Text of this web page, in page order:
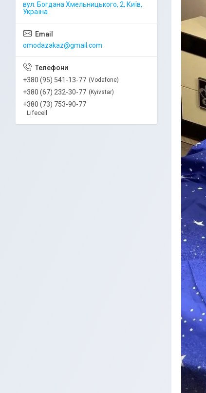
вул. Богдана Хмельницького, 2, Київ,
Україна
omodazakaz@gmail.com
+380 (95) 541-13-77 Vodafone
+380 (67) 232-30-77 Kyivstar
+380 (73) 753-90-77
Lifecell